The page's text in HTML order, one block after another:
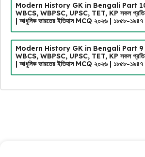
Modern History GK in Bengali Part
WBCS, WBPSC, UPSC, TET, KP সকল
| আধুনিক ভারতের ইতিহাস MCQ ২০২৬ | ১৮৫৮-১৯৪৭
Modern History GK in Bengali Part 9
WBCS, WBPSC, UPSC, TET, KP সকল
| আধুনিক ভারতের ইতিহাস MCQ ২০২৬ | ১৮৫৮-১৯৪৭